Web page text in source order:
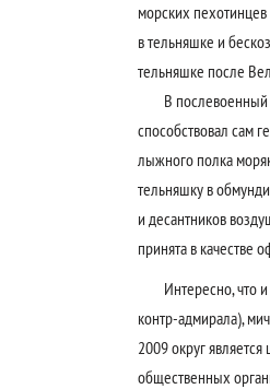
морских
в тельняшке и
тельняшке после
В послевоенный
способствовал сам
лыжного полка
тельняшку в
и десантников
принята в
Интересно, что и
контр-адмирала),
2009 округ
общественных